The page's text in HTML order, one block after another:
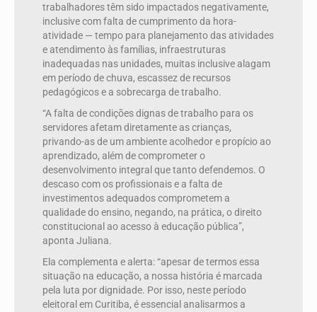
trabalhadores têm sido impactados negativamente,
inclusive com falta de cumprimento da hora-
atividade — tempo para planejamento das atividades
e atendimento às famílias, infraestruturas
inadequadas nas unidades, muitas inclusive alagam
em período de chuva, escassez de recursos
pedagógicos e a sobrecarga de trabalho.
“A falta de condições dignas de trabalho para os
servidores afetam diretamente as crianças,
privando-as de um ambiente acolhedor e propício ao
aprendizado, além de comprometer o
desenvolvimento integral que tanto defendemos. O
descaso com os profissionais e a falta de
investimentos adequados comprometem a
qualidade do ensino, negando, na prática, o direito
constitucional ao acesso à educação pública”,
aponta Juliana.
Ela complementa e alerta: “apesar de termos essa
situação na educação, a nossa história é marcada
pela luta por dignidade. Por isso, neste período
eleitoral em Curitiba, é essencial analisarmos a